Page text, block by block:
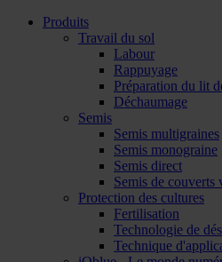
Produits
Travail du sol
Labour
Rappuyage
Préparation du lit
Déchaumage
Semis
Semis multigraines
Semis monograine
Semis direct
Semis de couverts
Protection des cultures
Fertilisation
Technologie de
Technique